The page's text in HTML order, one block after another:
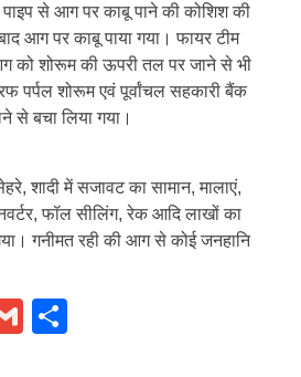
से आग पर काबू पाने की कोशिश की
आग पर काबू पाया गया। फायर टीम
को शोरूम की ऊपरी तल पर जाने से भी
पर्पल शोरूम एवं पूर्वांचल सहकारी बैंक
से बचा लिया गया।
शादी में सजावट का सामान, मालाएं,
फॉल सीलिंग, रेक आदि लाखों का
गनीमत रही की आग से कोई जनहानि
Gmail